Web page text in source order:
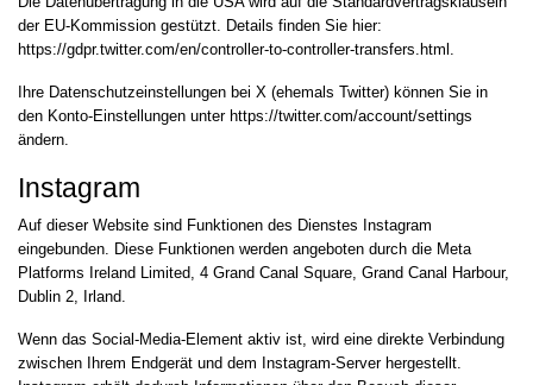
der EU-Kommission gestützt. Details finden Sie hier:
https://gdpr.twitter.com/en/controller-to-controller-transfers.html .
Ihre Datenschutzeinstellungen bei X (ehemals Twitter) können Sie in
den Konto-Einstellungen unter https://twitter.com/account/settings
ändern.
Instagram
Auf dieser Website sind Funktionen des Dienstes Instagram
eingebunden. Diese Funktionen werden angeboten durch die Meta
Platforms Ireland Limited, 4 Grand Canal Square, Grand Canal Harbour,
Dublin 2, Irland.
Wenn das Social-Media-Element aktiv ist, wird eine direkte Verbindung
zwischen Ihrem Endgerät und dem Instagram-Server hergestellt.